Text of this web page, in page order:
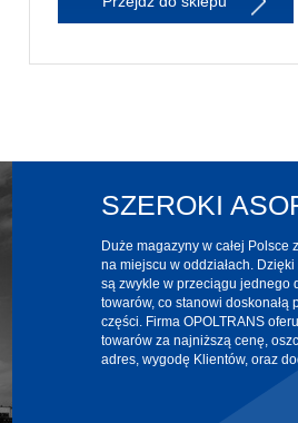
SZEROKI
Duże magazyny w całej
na miejscu w oddziałach.
są zwykle w przeciągu jednego
towarów, co stanowi
części. Firma OPOLTRANS
towarów za najniższą cenę,
adres, wygodę Klientów, oraz